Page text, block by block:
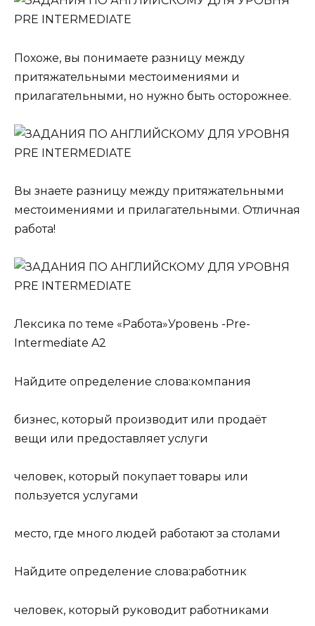
Похоже, вы понимаете разницу между
притяжательными местоимениями и
прилагательными, но нужно быть осторожнее.
Вы знаете разницу между притяжательными
местоимениями и прилагательными. Отличная
работа!
Лексика по теме «Работа»Уровень -Pre-
Intermediate A2
Найдите определение слова:компания
бизнес, который производит или продаёт
вещи или предоставляет услуги
человек, который покупает товары или
пользуется услугами
место, где много людей работают за столами
Найдите определение слова:работник
человек, который руководит работниками